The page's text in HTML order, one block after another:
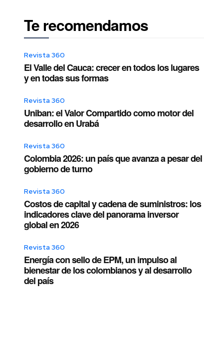
Te recomendamos
Revista 360
El Valle del Cauca: crecer en todos los lugares
y en todas sus formas
Revista 360
Uniban: el Valor Compartido como motor del
desarrollo en Urabá
Revista 360
Colombia 2026: un país que avanza a pesar del
gobierno de turno
Revista 360
Costos de capital y cadena de suministros: los
indicadores clave del panorama inversor
global en 2026
Revista 360
Energía con sello de EPM, un impulso al
bienestar de los colombianos y al desarrollo
del país